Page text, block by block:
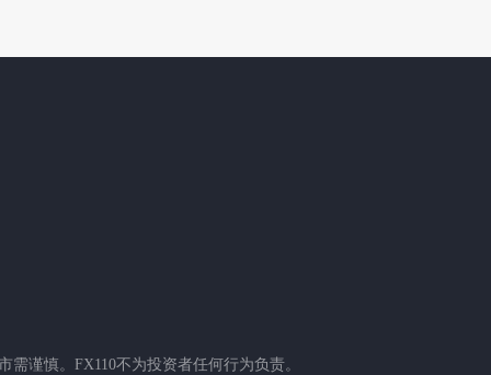
谨慎。FX110不为投资者任何行为负责。